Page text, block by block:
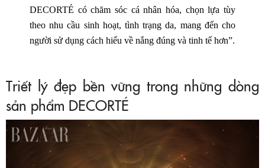
DECORTÉ có chăm sóc cá nhân hóa, chọn lựa tùy
theo nhu cầu sinh hoạt, tình trạng da, mang đến cho
người sử dụng cách hiểu về nắng đúng và tinh tế hơn”.
Triết lý đẹp bền vững trong những dòng
sản phẩm DECORTÉ